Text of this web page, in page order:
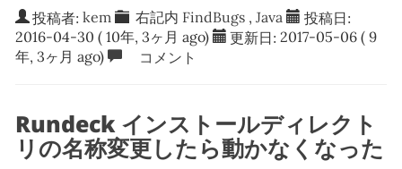
投稿者: kem 右記内 FindBugs ,Java 投稿日:
2016-04-30 ( 10年, 3ヶ月 ago) 更新日: 2017-05-06 ( 9
年, 3ヶ月 ago)
コメント
Rundeck インストールディレクト
リの名称変更したら動かなくなった